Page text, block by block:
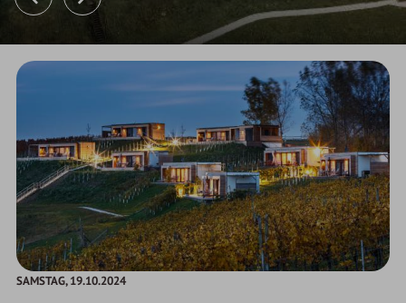
SAMSTAG,19.10.2024